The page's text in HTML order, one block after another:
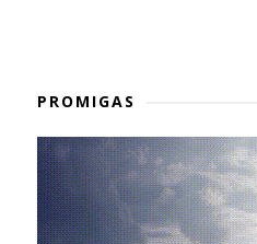
PROMIGAS